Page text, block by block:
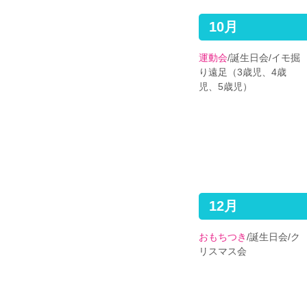
10月
運動会/誕生日会/イモ掘
り遠足（3歳児、4歳
児、5歳児）
12月
おもちつき/誕生日会/ク
リスマス会